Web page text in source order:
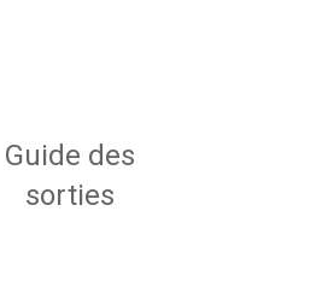
Guide des
sorties